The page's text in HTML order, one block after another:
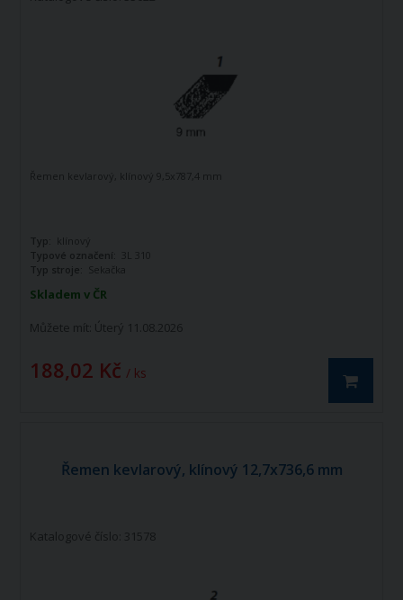
Skladem v ČR
Můžete mít: Úterý 11.08.2026
188,02 Kč / ks
Řemen kevlarový, klínový 9,5x787,4 mm
Typ: klínový
Typové označení:
3L 310
Typ stroje:
Sekačka
Řemen kevlarový, klínový 12,7x736,6 mm
Katalogové číslo: 31578